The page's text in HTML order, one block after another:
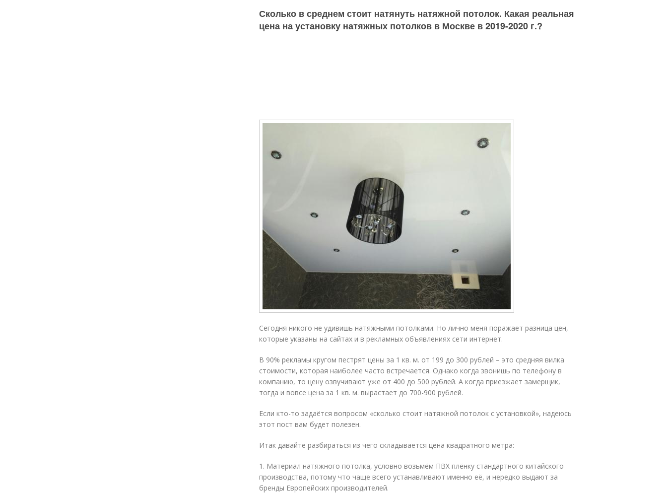
Сколько в среднем стоит натянуть натяжной потолок. Какая реальная
цена на установку натяжных потолков в Москве в 2019-2020 г.?
Сегодня никого не удивишь натяжными потолками. Но лично меня поражает разница цен,
которые указаны на сайтах и в рекламных объявлениях сети интернет.
В 90% рекламы кругом пестрят цены за 1 кв. м. от 199 до 300 рублей – это средняя вилка
стоимости, которая наиболее часто встречается. Однако когда звонишь по телефону в
компанию, то цену озвучивают уже от 400 до 500 рублей. А когда приезжает замерщик,
тогда и вовсе цена за 1 кв. м. вырастает до 700-900 рублей.
Если кто-то задаётся вопросом «сколько стоит натяжной потолок с установкой», надеюсь
этот пост вам будет полезен.
Итак давайте разбираться из чего складывается цена квадратного метра:
1. Материал натяжного потолка, условно возьмём ПВХ плёнку стандартного китайского
производства, потому что чаще всего устанавливают именно её, и нередко выдают за
бренды Европейских производителей.